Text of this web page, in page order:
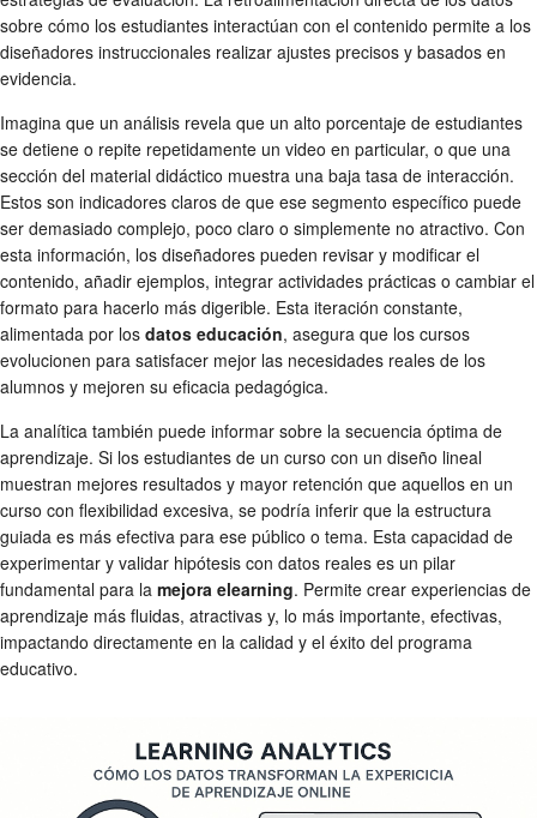
sobre cómo los estudiantes interactúan con el contenido permite a los
diseñadores instruccionales realizar ajustes precisos y basados en
evidencia.
Imagina que un análisis revela que un alto porcentaje de estudiantes
se detiene o repite repetidamente un video en particular, o que una
sección del material didáctico muestra una baja tasa de interacción.
Estos son indicadores claros de que ese segmento específico puede
ser demasiado complejo, poco claro o simplemente no atractivo. Con
esta información, los diseñadores pueden revisar y modificar el
contenido, añadir ejemplos, integrar actividades prácticas o cambiar el
formato para hacerlo más digerible. Esta iteración constante,
alimentada por los datos educación, asegura que los cursos
evolucionen para satisfacer mejor las necesidades reales de los
alumnos y mejoren su eficacia pedagógica.
La analítica también puede informar sobre la secuencia óptima de
aprendizaje. Si los estudiantes de un curso con un diseño lineal
muestran mejores resultados y mayor retención que aquellos en un
curso con flexibilidad excesiva, se podría inferir que la estructura
guiada es más efectiva para ese público o tema. Esta capacidad de
experimentar y validar hipótesis con datos reales es un pilar
fundamental para la mejora elearning. Permite crear experiencias de
aprendizaje más fluidas, atractivas y, lo más importante, efectivas,
impactando directamente en la calidad y el éxito del programa
educativo.